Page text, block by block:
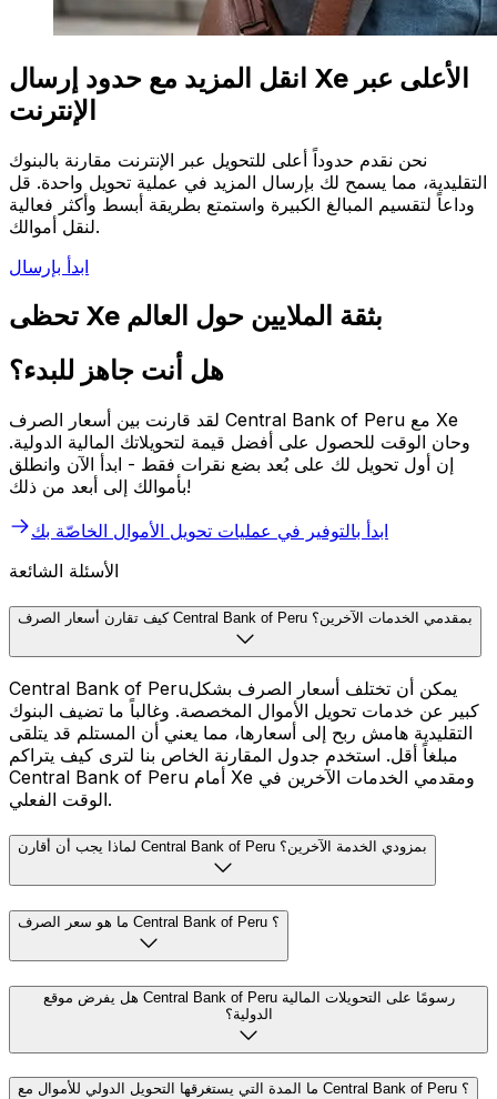
انقل المزيد مع حدود إرسال Xe الأعلى عبر
الإنترنت
نحن نقدم حدوداً أعلى للتحويل عبر الإنترنت مقارنة بالبنوك
التقليدية، مما يسمح لك بإرسال المزيد في عملية تحويل واحدة. قل
وداعاً لتقسيم المبالغ الكبيرة واستمتع بطريقة أبسط وأكثر فعالية
لنقل أموالك.
ابدأ بإرسال
تحظى Xe بثقة الملايين حول العالم
هل أنت جاهز للبدء؟
لقد قارنت بين أسعار الصرف Central Bank of Peru مع Xe
وحان الوقت للحصول على أفضل قيمة لتحويلاتك المالية الدولية.
إن أول تحويل لك على بُعد بضع نقرات فقط - ابدأ الآن وانطلق
بأموالك إلى أبعد من ذلك!
ابدأ بالتوفير في عمليات تحويل الأموال الخاصّة بك
الأسئلة الشائعة
كيف تقارن أسعار الصرف Central Bank of Peru بمقدمي الخدمات الآخرين؟
Central Bank of Peruيمكن أن تختلف أسعار الصرف بشكل
كبير عن خدمات تحويل الأموال المخصصة. وغالباً ما تضيف البنوك
التقليدية هامش ربح إلى أسعارها، مما يعني أن المستلم قد يتلقى
مبلغاً أقل. استخدم جدول المقارنة الخاص بنا لترى كيف يتراكم
Central Bank of Peru أمام Xe ومقدمي الخدمات الآخرين في
الوقت الفعلي.
لماذا يجب أن أقارن Central Bank of Peru بمزودي الخدمة الآخرين؟
ما هو سعر الصرف Central Bank of Peru ؟
هل يفرض موقع Central Bank of Peru رسومًا على التحويلات المالية
الدولية؟
ما المدة التي يستغرقها التحويل الدولي للأموال مع Central Bank of Peru ؟